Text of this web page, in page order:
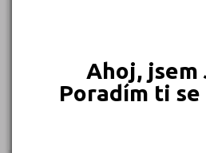
Ahoj, jsem
Poradím ti